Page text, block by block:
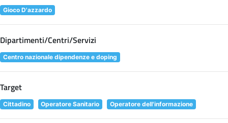
Gioco D'azzardo
Dipartimenti/Centri/Servizi
Centro nazionale dipendenze e doping
Target
Cittadino Operatore Sanitario Operatore dell'informazione